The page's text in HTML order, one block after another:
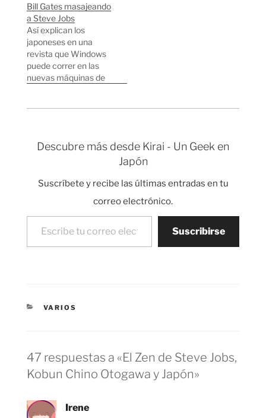
escribió Walter
Isacson. Para los que
no hayáis leido el libro
de Isacson quizás sea
el formato ideal para
leer sobre la vida de
Steve Jobs…
Bill Gates masajeando
a Steve Jobs
Así explican los
japoneses en una
revista que Windows
puede correr en las
nuevas máquinas de
Descubre más desde Kirai - Un Geek en
Japón
Suscríbete y recibe las últimas entradas en tu
correo electrónico.
Escribe tu correo electrónico…
Suscribirse
CATEGORÍAS
VARIOS
47 respuestas a «El Zen de Steve Jobs,
Kobun Chino Otogawa y Japón»
Irene